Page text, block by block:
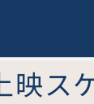
映ス